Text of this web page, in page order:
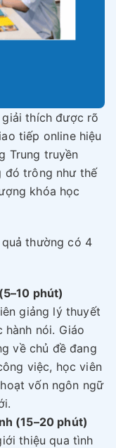
thích được rõ
tiếp online hiệu
Trung truyền
đó trông như thế
khóa học
thường có 4
phút)
giảng lý thuyết
nói. Giáo
về chủ đề đang
việc, học viên
vốn ngôn ngữ
(15–20 phút)
thiệu qua tình